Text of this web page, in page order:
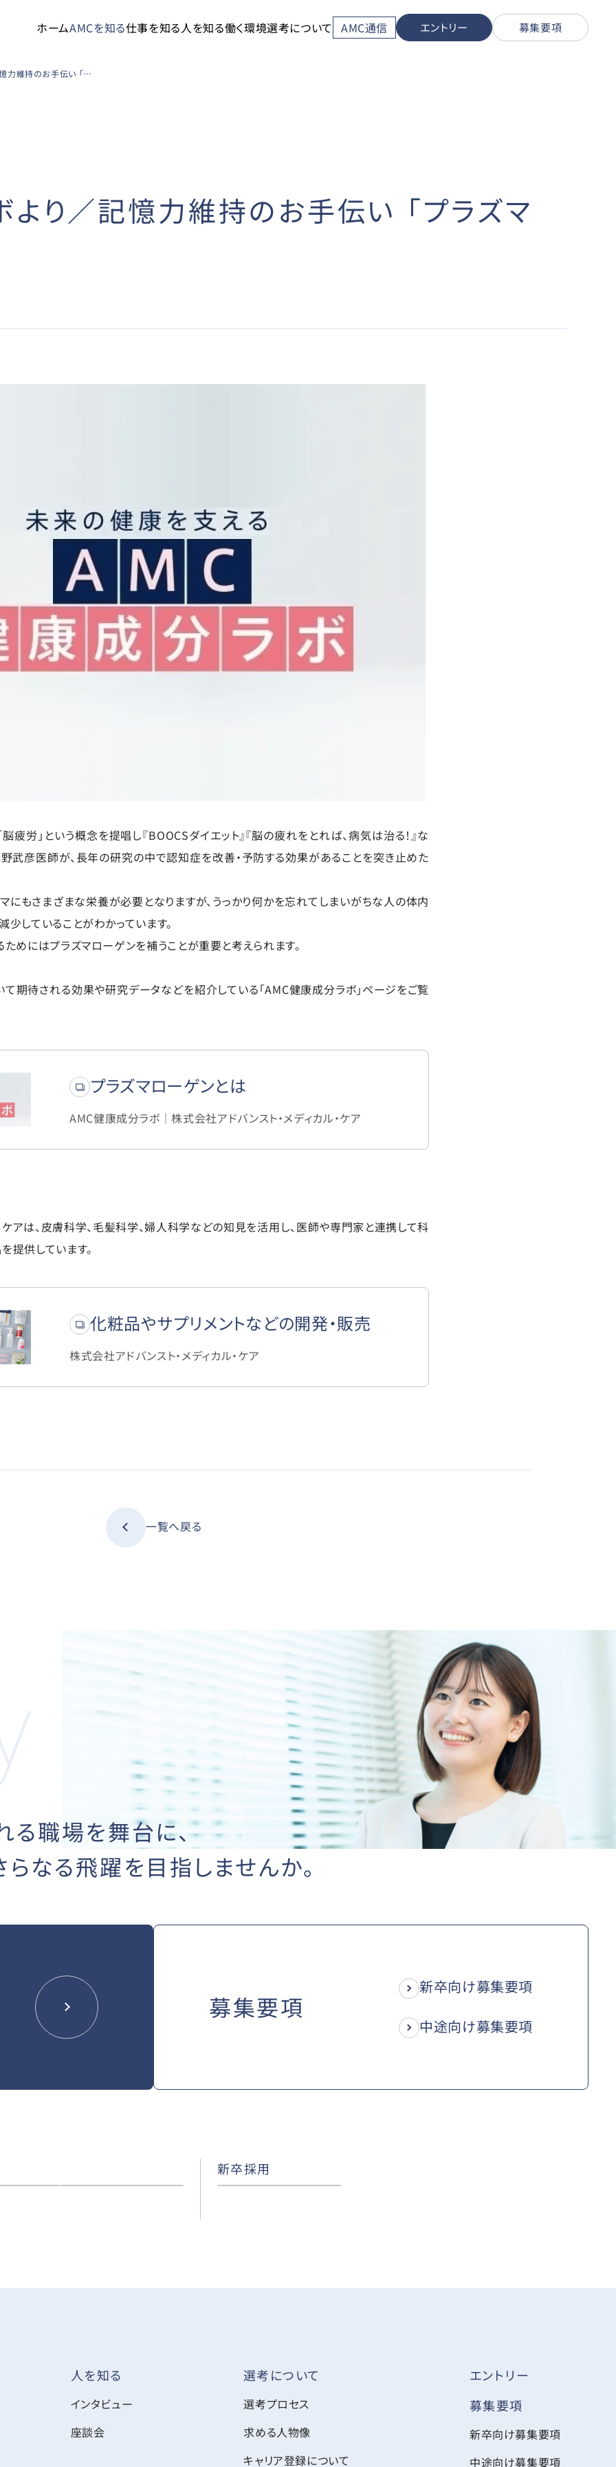
ホームAMCを知る仕事を知る人を知る働く環境選考について AMC通信 エントリー 募集要項
AMC健康成分ラボより／記憶力維持のお手伝い 「プラズマローゲン」
り／記憶力維持のお手伝い 「プラズマ
脳疲労」という概念を提唱し『BOOCSダイエット』『脳の疲れをとれば、病気は治る！』な
武彦医師が、長年の研究の中で認知症を改善・予防する効果があることを突き止めた
にもさまざまな栄養が必要となりますが、うっかり何かを忘れてしまいがちな人の体内
していることがわかっています。
めにはプラズマローゲンを補うことが重要と考えられます。
て期待される効果や研究データなどを紹介している「AMC健康成分ラボ」ページをご覧
プラズマローゲンとは
AMC健康成分ラボ｜株式会社アドバンスト・メディカル・ケア
ケアは、皮膚科学、毛髪科学、婦人科学などの知見を活用し、医師や専門家と連携して科
提供しています。
化粧品やサプリメントなどの開発・販売
株式会社アドバンスト・メディカル・ケア
一覧へ戻る
る職場を舞台に、
らなる飛躍を目指しませんか。
募集要項
新卒向け募集要項
中途向け募集要項
新卒採用
人を知る
インタビュー
座談会
選考について
選考プロセス
求める人物像
キャリア登録について
エントリー
募集要項
新卒向け募集要項
中途向け募集要項